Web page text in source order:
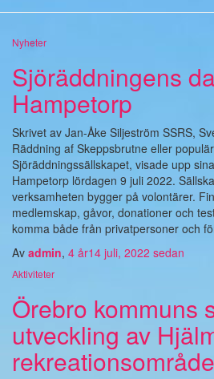
Nyheter
Sjöräddningens
Hampetorp
Skrivet av Jan-Åke Siljeström SSRS,
Räddning af Skeppsbrutne eller
Sjöräddningssällskapet, visade upp
Hampetorp lördagen 9 juli 2022.
verksamheten bygger på volontärer.
medlemskap, gåvor, donationer och
komma både från privatpersoner och
Av admin, 4 år14 juli, 2022 sedan
Aktiviteter
Örebro kommuns
utveckling av